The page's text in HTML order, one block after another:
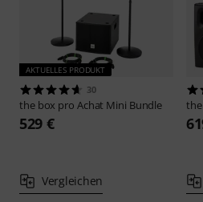
AKTUELLES PRODUKT
30
the box pro Achat Mini Bundle
529 €
Vergleichen